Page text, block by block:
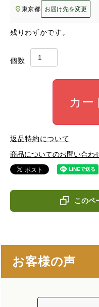
東京都
お届け先を変更
残りわずかです。
カー
返品特約について
商品についてのお問い合わ
このペ
お客様の声